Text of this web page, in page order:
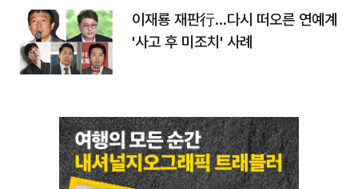
이재룡 재판行…다시 떠오른 연예계
'사고 후 미조치' 사례